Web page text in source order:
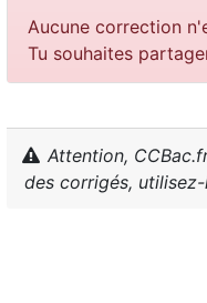
Aucune correction
Tu souhaites
Attention,
des corrigés,